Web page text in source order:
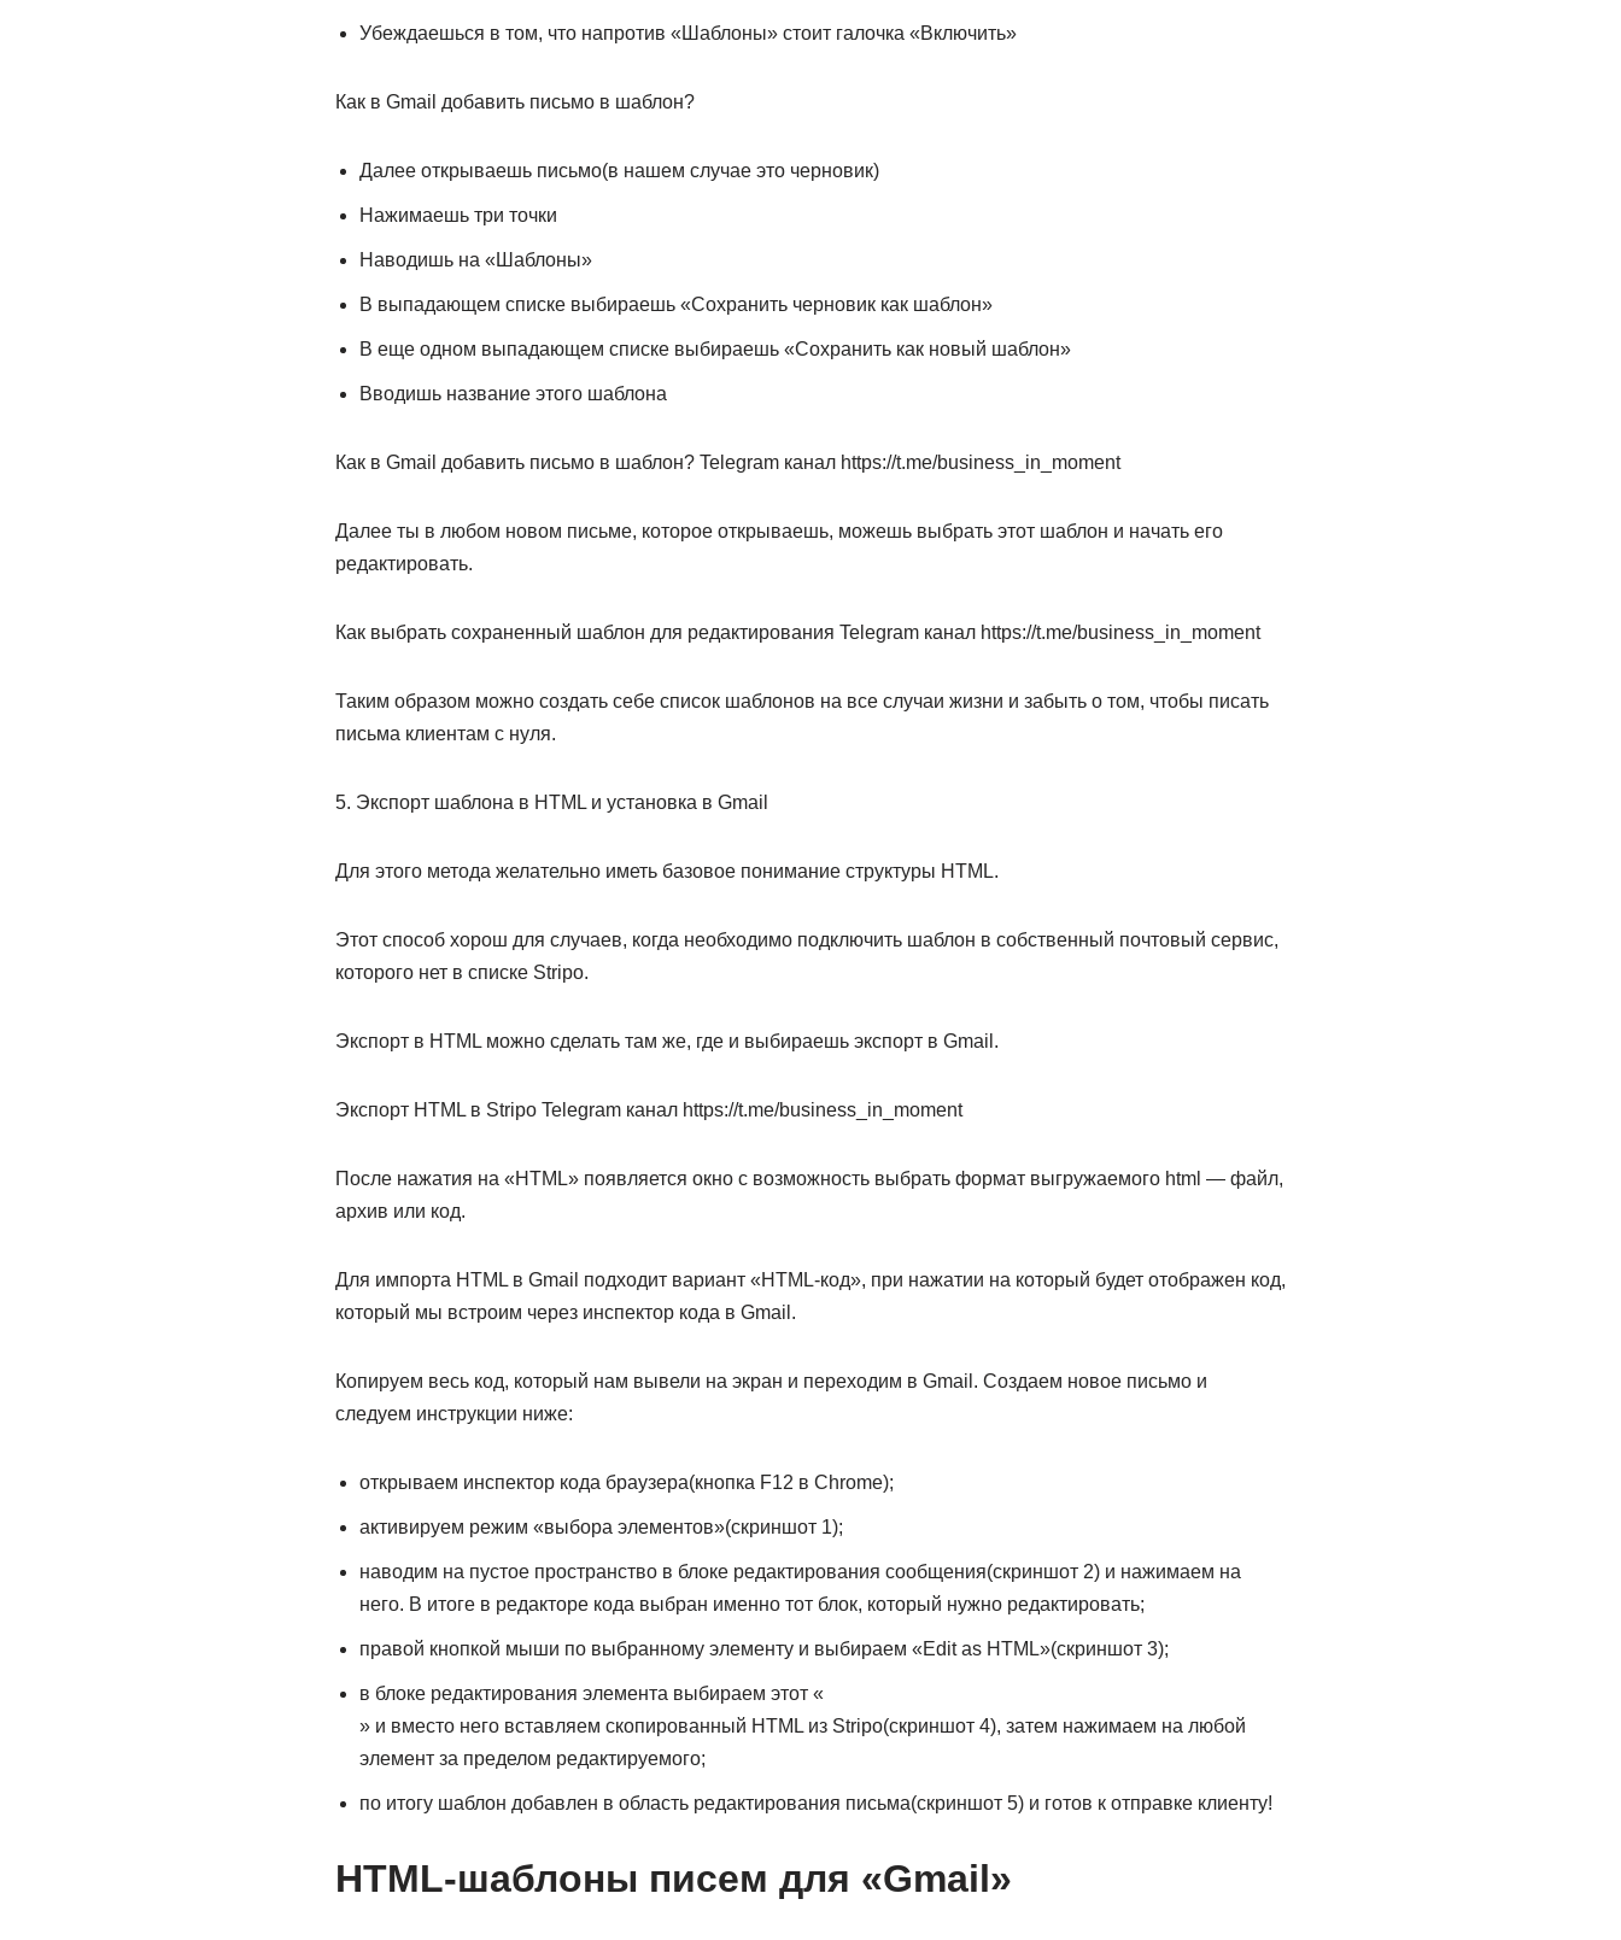
Убеждаешься в том, что напротив «Шаблоны» стоит галочка «Включить»
Как в Gmail добавить письмо в шаблон?
Далее открываешь письмо(в нашем случае это черновик)
Нажимаешь три точки
Наводишь на «Шаблоны»
В выпадающем списке выбираешь «Сохранить черновик как шаблон»
В еще одном выпадающем списке выбираешь «Сохранить как новый шаблон»
Вводишь название этого шаблона
Как в Gmail добавить письмо в шаблон? Telegram канал https://t.me/business_in_moment
Далее ты в любом новом письме, которое открываешь, можешь выбрать этот шаблон и начать его
редактировать.
Как выбрать сохраненный шаблон для редактирования Telegram канал https://t.me/business_in_moment
Таким образом можно создать себе список шаблонов на все случаи жизни и забыть о том, чтобы писать
письма клиентам с нуля.
5. Экспорт шаблона в HTML и установка в Gmail
Для этого метода желательно иметь базовое понимание структуры HTML.
Этот способ хорош для случаев, когда необходимо подключить шаблон в собственный почтовый сервис,
которого нет в списке Stripo.
Экспорт в HTML можно сделать там же, где и выбираешь экспорт в Gmail.
Экспорт HTML в Stripo Telegram канал https://t.me/business_in_moment
После нажатия на «HTML» появляется окно с возможность выбрать формат выгружаемого html — файл,
архив или код.
Для импорта HTML в Gmail подходит вариант «HTML-код», при нажатии на который будет отображен код,
который мы встроим через инспектор кода в Gmail.
Копируем весь код, который нам вывели на экран и переходим в Gmail. Создаем новое письмо и
следуем инструкции ниже:
открываем инспектор кода браузера(кнопка F12 в Chrome);
активируем режим «выбора элементов»(скриншот 1);
наводим на пустое пространство в блоке редактирования сообщения(скриншот 2) и нажимаем на
него. В итоге в редакторе кода выбран именно тот блок, который нужно редактировать;
правой кнопкой мыши по выбранному элементу и выбираем «Edit as HTML»(скриншот 3);
в блоке редактирования элемента выбираем этот «
» и вместо него вставляем скопированный HTML из Stripo(скриншот 4), затем нажимаем на любой
элемент за пределом редактируемого;
по итогу шаблон добавлен в область редактирования письма(скриншот 5) и готов к отправке клиенту!
HTML-шаблоны писем для «Gmail»